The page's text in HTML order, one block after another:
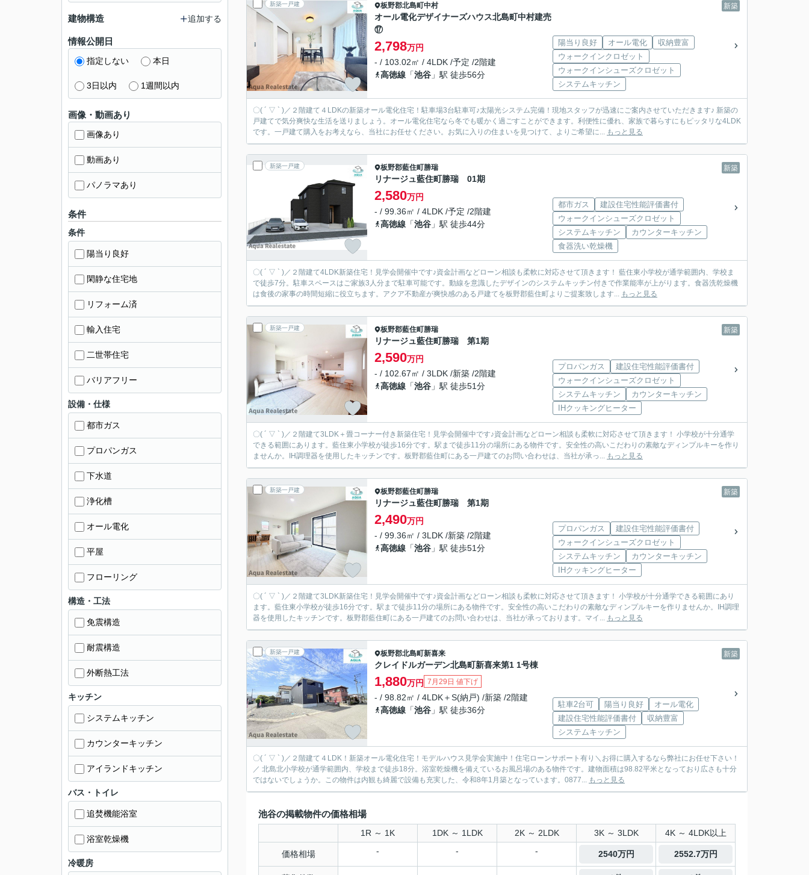
新築一戸建 新築
板野郡北島町中村
オール電化デザイナーズハウス北島町中村建売
⑰
2,798万円
- / 103.02㎡ / 4LDK /予定 /2階建
高徳線 「池谷 」駅 徒歩56分
陽当り良好 オール電化
収納豊富
ウォークインクロゼット
ウォークインシューズクロゼット
システムキッチン
〇( ´ ▽ ` )／２階建て４LDKの新築オール電化住宅！駐車場3台駐車可♪太陽光システム完備！現地スタッフが迅速にご案内させていただきます♪ 新築の
戸建てで気分爽快な生活を送りましょう。オール電化住宅なら冬でも暖かく過ごすことができます。利便性に優れ、家族で暮らすにもピッタリな4LDK
です。一戸建て購入をお考えなら、当社にお任せください。お気に入りの住まいを見つけて、よりご希望に... もっと見る
新築一戸建 新築
板野郡藍住町勝瑞
リナージュ藍住町勝瑞 01期
2,580万円
- / 99.36㎡ / 4LDK /予定 /2階建
高徳線 「池谷 」駅 徒歩44分
都市ガス
建設住宅性能評価書付
ウォークインシューズクロゼット
システムキッチン
カウンターキッチン
食器洗い乾燥機
〇( ´ ▽ ` )／２階建て4LDK新築住宅！見学会開催中です♪資金計画などローン相談も柔軟に対応させて頂きます！ 藍住東小学校が通学範囲内、学校ま
で徒歩7分。駐車スペースはご家族3人分まで駐車可能です。動線を意識したデザインのシステムキッチン付きで作業能率が上がります。食器洗乾燥機
は食後の家事の時間短縮に役立ちます。アクア不動産が爽快感のある戸建てを板野郡藍住町よりご提案致します... もっと見る
新築一戸建 新築
板野郡藍住町勝瑞
リナージュ藍住町勝瑞 第1期
2,590万円
- / 102.67㎡ / 3LDK /新築 /2階建
高徳線 「池谷 」駅 徒歩51分
プロパンガス
建設住宅性能評価書付
ウォークインシューズクロゼット
システムキッチン
カウンターキッチン
IHクッキングヒーター
〇( ´ ▽ ` )／２階建て3LDK＋畳コーナー付き新築住宅！見学会開催中です♪資金計画などローン相談も柔軟に対応させて頂きます！ 小学校が十分通学
できる範囲にあります。藍住東小学校が徒歩16分です。駅まで徒歩11分の場所にある物件です。安全性の高いこだわりの素敵なディンプルキーを作り
ませんか。IH調理器を使用したキッチンです。板野郡藍住町にある一戸建てのお問い合わせは、当社が承っ... もっと見る
新築一戸建 新築
板野郡藍住町勝瑞
リナージュ藍住町勝瑞 第1期
2,490万円
- / 99.36㎡ / 3LDK /新築 /2階建
高徳線 「池谷 」駅 徒歩51分
プロパンガス
建設住宅性能評価書付
ウォークインシューズクロゼット
システムキッチン
カウンターキッチン
IHクッキングヒーター
〇( ´ ▽ ` )／２階建て3LDK新築住宅！見学会開催中です♪資金計画などローン相談も柔軟に対応させて頂きます！ 小学校が十分通学できる範囲にあり
ます。藍住東小学校が徒歩16分です。駅まで徒歩11分の場所にある物件です。安全性の高いこだわりの素敵なディンプルキーを作りませんか。IH調理
器を使用したキッチンです。板野郡藍住町にある一戸建てのお問い合わせは、当社が承っております。マイ... もっと見る
新築一戸建 新築
板野郡北島町新喜来
クレイドルガーデン北島町新喜来第1 1号棟
1,880万円 7月29日 値下げ
- / 98.82㎡ / 4LDK＋S(納戸) /新築 /2階建
高徳線 「池谷 」駅 徒歩36分
駐車2台可 陽当り良好
オール電化
建設住宅性能評価書付
収納豊富
システムキッチン
〇( ´ ▽ ` )／２階建て４LDK！新築オール電化住宅！モデルハウス見学会実施中！住宅ローンサポート有り＼お得に購入するなら弊社にお任せ下さい！
／ 北島北小学校が通学範囲内、学校まで徒歩18分。浴室乾燥機を備えているお風呂場のある物件です。建物面積は98.82平米となっており広さも十分
ではないでしょうか。この物件は内観も綺麗で設備も充実した、令和8年1月築となっています。0877... もっと見る
池谷の掲載物件の価格相場
1R ～ 1K 1DK ～ 1LDK 2K ～ 2LDK 3K ～ 3LDK 4K ～ 4LDK以上
価格相場 - - - 2540万円 2552.7万円
建物構造 追加する
情報公開日
指定しない 本日
3日以内 1週間以内
画像・動画あり
画像あり
動画あり
パノラマあり
条件
条件
陽当り良好
閑静な住宅地
リフォーム済
輸入住宅
二世帯住宅
バリアフリー
設備・仕様
都市ガス
プロパンガス
下水道
浄化槽
オール電化
平屋
フローリング
構造・工法
免震構造
耐震構造
外断熱工法
キッチン
システムキッチン
カウンターキッチン
アイランドキッチン
バス・トイレ
追焚機能浴室
浴室乾燥機
冷暖房